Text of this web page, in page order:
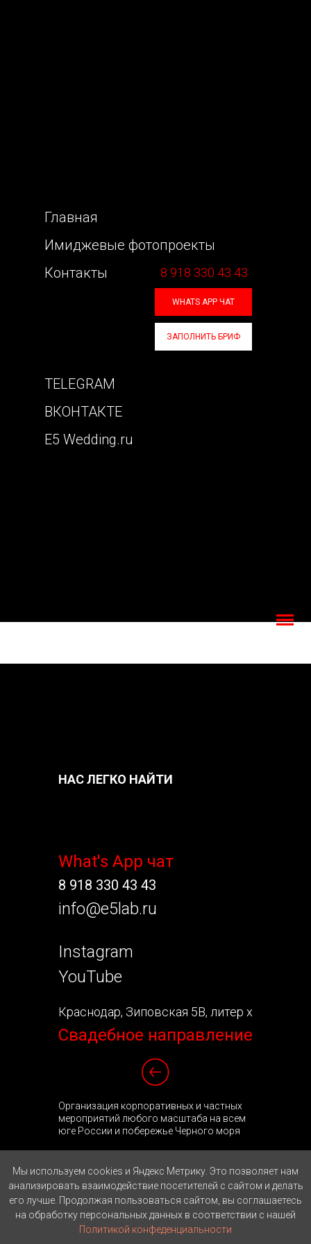
WHATS APP ЧАТ
ЗАПОЛНИТЬ БРИФ
E5 Wedding.ru
Имиджевые фотопроекты
Главная
Контакты 8 918 330 43 43
TELEGRAM
ВКОНТАКТЕ
Мы используем cookies и Яндекс Метрику. Это позволяет нам
анализировать взаимодействие посетителей с сайтом и делать
его лучше. Продолжая пользоваться сайтом, вы соглашаетесь
на обработку персональных данных в соответствии с нашей
Политикой конфеденциальности
НАС ЛЕГКО НАЙТИ
8 918 330 43 43
info@e5lab.ru
Краснодар, Зиповская 5В, литер х
Instagram
YouTube
What's App чат
Организация корпоративных и частных
мероприятий любого масштаба на всем
юге России и побережье Черного моря
Свадебное направление